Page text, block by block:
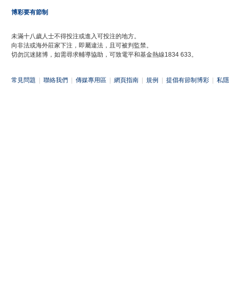
博彩要有節制
未滿十八歲人士不得投注或進入可投注的地方。
向非法或海外莊家下注，即屬違法，且可被判監禁。
切勿沉迷賭博，如需尋求輔導協助，可致電平和基金熱線1834 633。
常見問題 聯絡我們 傳媒專用區 網頁指南 規例 提倡有節制博彩 私